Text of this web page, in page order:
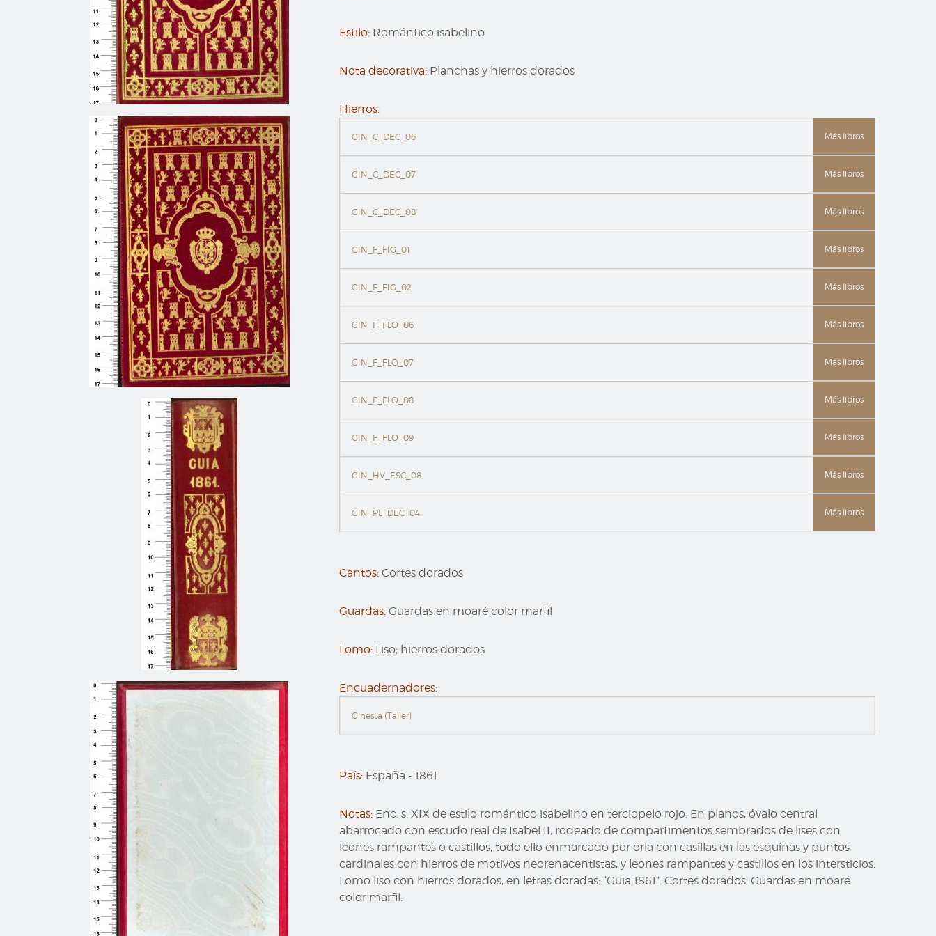
Estilo: Romántico isabelino
Nota decorativa: Planchas y hierros dorados
Hierros:
GIN_C_DEC_06 Más libros
GIN_C_DEC_07 Más libros
GIN_C_DEC_08 Más libros
GIN_F_FIG_01 Más libros
GIN_F_FIG_02 Más libros
GIN_F_FLO_06 Más libros
GIN_F_FLO_07 Más libros
GIN_F_FLO_08 Más libros
GIN_F_FLO_09 Más libros
GIN_HV_ESC_08 Más libros
GIN_PL_DEC_04 Más libros
Cantos: Cortes dorados
Guardas: Guardas en moaré color marfil
Lomo: Liso; hierros dorados
Encuadernadores:
Ginesta (Taller)
País: España - 1861
Notas: Enc. s. XIX de estilo romántico isabelino en terciopelo rojo. En planos, óvalo central
abarrocado con escudo real de Isabel II, rodeado de compartimentos sembrados de lises con
leones rampantes o castillos, todo ello enmarcado por orla con casillas en las esquinas y puntos
cardinales con hierros de motivos neorenacentistas, y leones rampantes y castillos en los intersticios.
Lomo liso con hierros dorados, en letras doradas: “Guia 1861”. Cortes dorados. Guardas en moaré
color marfil.